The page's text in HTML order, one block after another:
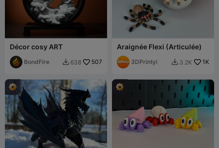
Décor cosy ART
BondFire  638 507
Araignée Flexi (Articulée)
3DPrintyi  3.2K 1K